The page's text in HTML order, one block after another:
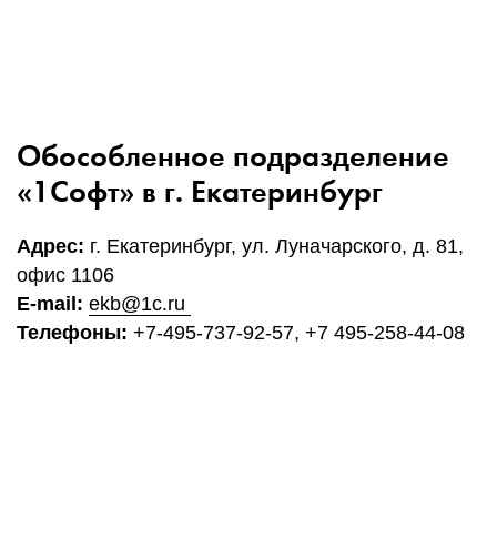
Обособленное подразделение
«1Софт» в г. Екатеринбург
Адрес: г. Екатеринбург, ул. Луначарского, д. 81,
офис 1106
E-mail: ekb@1c.ru
Телефоны: +7-495-737-92-57, +7 495-258-44-08